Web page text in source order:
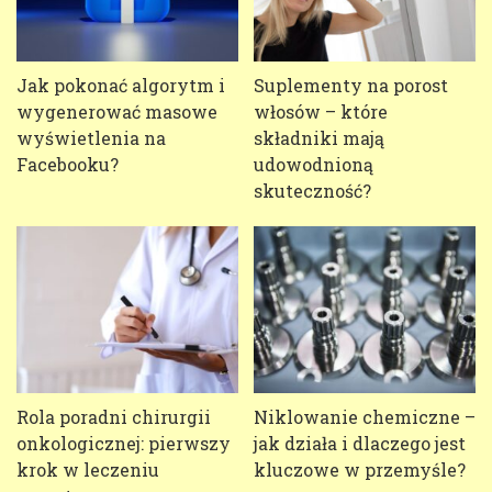
Jak pokonać algorytm i
wygenerować masowe
wyświetlenia na
Facebooku?
Suplementy na porost
włosów – które
składniki mają
udowodnioną
skuteczność?
Rola poradni chirurgii
onkologicznej: pierwszy
krok w leczeniu
Niklowanie chemiczne –
jak działa i dlaczego jest
kluczowe w przemyśle?